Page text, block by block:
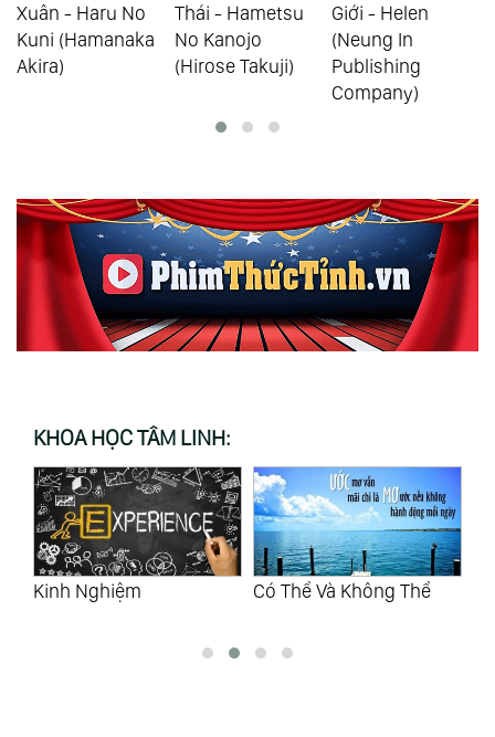
Thái - Hametsu
No Kanojo
(Hirose Takuji)
Giới - Helen
(Neung In
Publishing
Borderland (Aso
Haro)
KHOA HỌC TÂM LINH:
Có Thể Và Không Thể
Bản Chất Của Tình Mẫu